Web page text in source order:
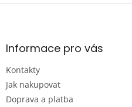
Z
aInformace pro vás
Kontakty
Jak nakupovat
Doprava a platba